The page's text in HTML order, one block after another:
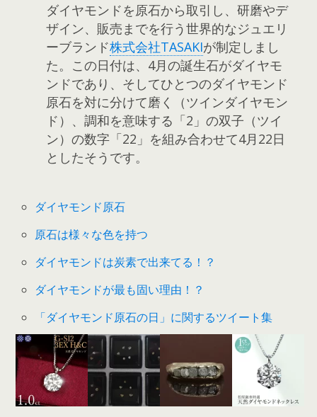
ダイヤモンドを原石から取引し、研磨やデ
ザイン、販売までを行う世界的なジュエリ
ーブランド株式会社TASAKIが制定しまし
た。この日付は、4月の誕生石がダイヤモ
ンドであり、そしてひとつのダイヤモンド
原石を対に分けて磨く（ツインダイヤモン
ド）、調和を意味する「2」の双子（ツイ
ン）の数字「22」を組み合わせて4月22日
としたそうです。
ダイヤモンド原石
原石は様々な色を持つ
ダイヤモンドは炭素で出来てる！？
ダイヤモンドが最も固い理由！？
「ダイヤモンド原石の日」に関するツイート集